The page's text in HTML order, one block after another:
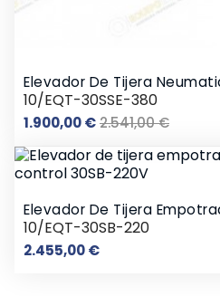
Elevador De Tijera
10/EQT-30SSE-380
1.900,00 €Precio
2.541,00 €Precio
Elevador De Tijera
10/EQT-30SB-220
2.455,00 €Precio